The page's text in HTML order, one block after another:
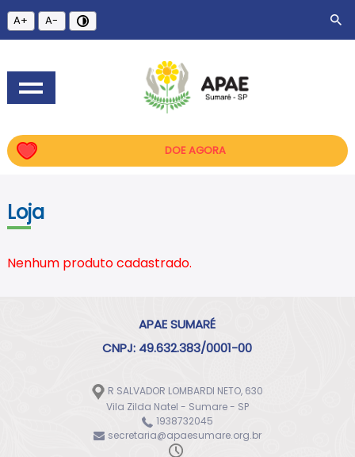
A+ A-
DOE AGORA
Loja
Nenhum produto cadastrado.
APAE SUMARÉ
CNPJ: 49.632.383/0001-00
R SALVADOR LOMBARDI NETO, 630
Vila Zilda Natel - Sumare - SP
1938732045
secretaria@apaesumare.org.br